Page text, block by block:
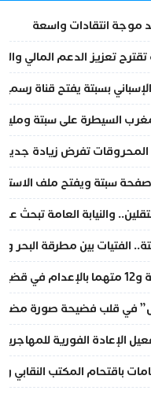
موجة انتقادات واسعة
تقترح تعزيز الدعم المالي
بسبتة يفتح قناة
السيطرة على سبتة
المحروقات تفرض زيادة
سبتة ويفتح ملف
الفتيات بين مطرقة البحر
في قلب فضيحة صورة
الإعادة الفورية للمهاجرين
باقتحام المكتب النقابي